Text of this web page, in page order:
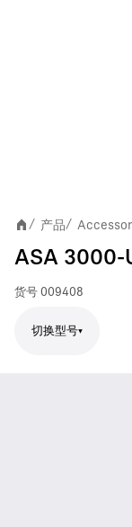
/ 产品/
ASA 3000-
货号 009408
切换型号